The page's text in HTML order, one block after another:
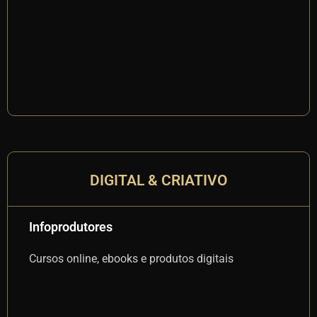
DIGITAL & CRIATIVO
Infoprodutores
Cursos online, ebooks e produtos digitais